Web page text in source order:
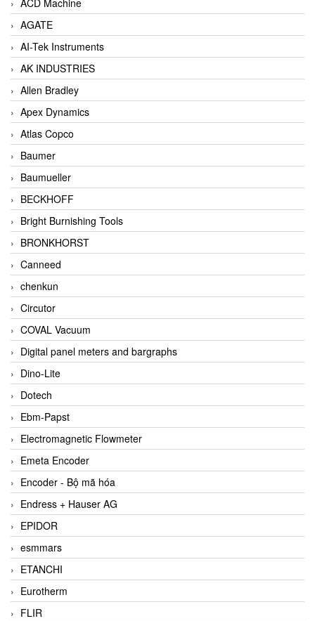
AGATE
AI-Tek Instruments
AK INDUSTRIES
Allen Bradley
Apex Dynamics
Atlas Copco
Baumer
Baumueller
BECKHOFF
Bright Burnishing Tools
BRONKHORST
Canneed
chenkun
Circutor
COVAL Vacuum
Digital panel meters and bargraphs
Dino-Lite
Dotech
Ebm-Papst
Electromagnetic Flowmeter
Emeta Encoder
Encoder - Bộ mã hóa
Endress + Hauser AG
EPIDOR
esmmars
ETANCHI
Eurotherm
FLIR